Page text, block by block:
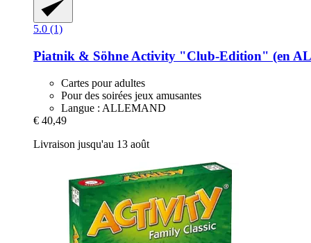
5.0 (1)
Piatnik & Söhne Activity "Club-​Edition" (en
Cartes pour adultes
Pour des soirées jeux amusantes
Langue : ALLEMAND
€ 40,49
Livraison jusqu'au 13 août